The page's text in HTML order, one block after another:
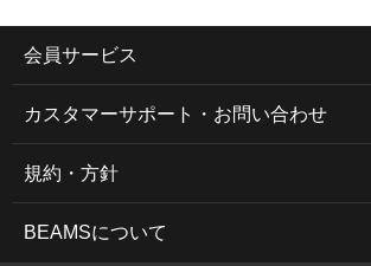
会員サービス
カスタマーサポート・お問い合わせ
規約・方針
BEAMSについて